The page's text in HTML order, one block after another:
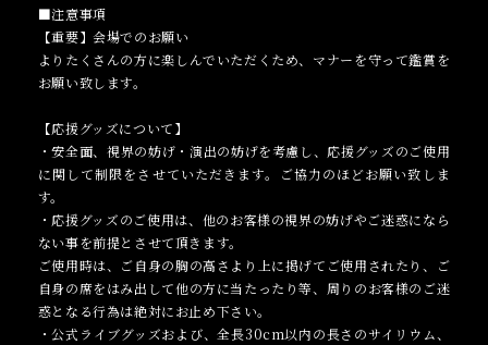
■注意事項
【重要】会場でのお願い
よりたくさんの方に楽しんでいただくため、マナーを守って鑑賞を
お願い致します。
【応援グッズについて】
・安全面、視界の妨げ・演出の妨げを考慮し、応援グッズのご使用
に関して制限をさせていただきます。ご協力のほどお願い致しま
す。
・応援グッズのご使用は、他のお客様の視界の妨げやご迷惑になら
ない事を前提とさせて頂きます。
ご使用時は、ご自身の胸の高さより上に掲げてご使用されたり、ご
自身の席をはみ出して他の方に当たったり等、周りのお客様のご迷
惑となる行為は絶対にお止め下さい。
・公式ライブグッズおよび、全長30cm以内の長さのサイリウム、